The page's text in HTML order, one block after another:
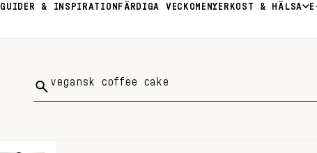
GUIDER & INSPIRATION FÄRDIGA VECKOMENYER KOST & HÄLSA
Sök